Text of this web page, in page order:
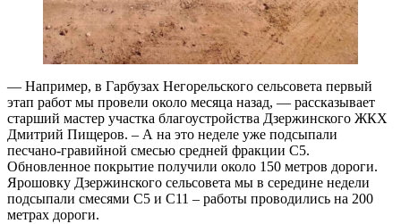
— Например, в Гарбузах Негорельского сельсовета первый
этап работ мы провели около месяца назад, — рассказывает
старший мастер участка благоустройства Дзержинского ЖКХ
Дмитрий Пищеров. – А на это неделе уже подсыпали
песчано-гравийной смесью средней фракции С5.
Обновленное покрытие получили около 150 метров дороги.
Ярошовку Дзержинского сельсовета мы в середине недели
подсыпали смесями С5 и С11 – работы проводились на 200
метрах дороги.